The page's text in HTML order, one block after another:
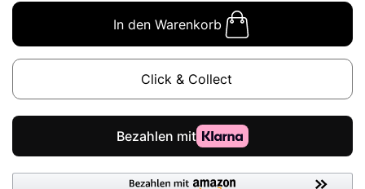
In den Warenkorb
Click & Collect